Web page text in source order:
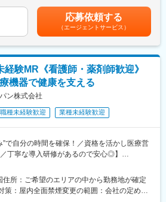
されています。
例：
験者）28歳：642万（月給＋日当＋住宅手
験者）33歳：712万（月給＋日当＋住宅手
定める業務
日祝休みで働き方改善・ワークライフバラン
！自身の成果や頑張りが客観的に評価され、
。また、在籍年数が増えると永年勤続報奨金
の手当もアップします。つまり、やりがいや
れる報酬制度になっています。
体制で成長を応援！》
修制度がありますので、未経験の方も安心し
同期社員と一緒に集中的に研修を行い、その
ひとりの知識とスキルレベルを上げるために
しています。
現する豊富なキャリアプランとサポート体
10万円（四半期に1回、10万円程度支給）※た
、永続勤務報奨金（3年勤務5万円支給、5年
います。賃金はあくまでも目安の金額であ
下する可能性があります。月給(月額)は固定手
。
応募依頼する
（エージェントサービス）
経験MR《看護師・薬剤師歓迎》
機器で健康を支える
ン株式会社
職種未経験歓迎 業種未経験歓迎
”で自分の時間を確保！／資格を活かし医療営
丁寧な導入研修があるので安心◎】
ば活躍できる！》
仕事がしたい」「社会貢献につながる仕事を
があればOK！当社には、臨床経験を活かして
住所：ご希望のエリアの中から勤務地が確定
策：屋内全面禁煙変更の範囲：会社の定める